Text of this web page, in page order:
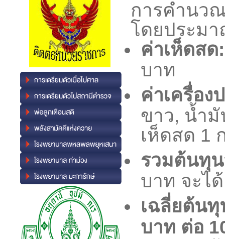
การคำนว
โดยประม
ค่าเห็ดสด:
บาท
ค่าเครื่อง
ขาว, น้ำ
เห็ดสด 1
รวมต้นทุ
บาท จะไ
เฉลี่ยต้นทุ
บาท ต่อ